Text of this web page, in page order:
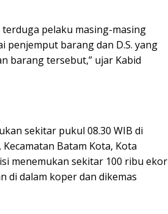
pelaku masing-masing
penjemput barang dan D.S. yang
barang tersebut,” ujar Kabid
sekitar pukul 08.30 WIB di
Batam Kota, Kota
menemukan sekitar 100 ribu ekor
di dalam koper dan dikemas